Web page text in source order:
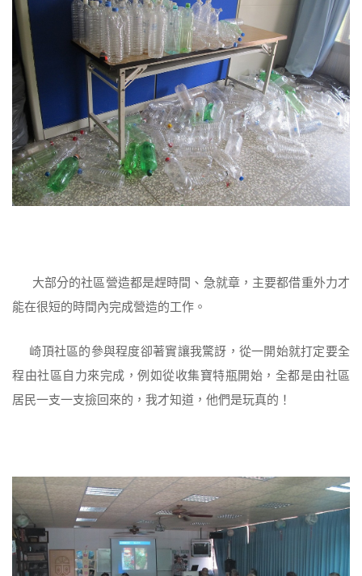
大部分的社區營造都是趕時間、急就章，主要都借重外力才
能在很短的時間內完成營造的工作。
崎頂社區的參與程度卻著實讓我驚訝，從一開始就打定要全
程由社區自力來完成，例如從收集寶特瓶開始，全都是由社區
居民一支一支撿回來的，我才知道，他們是玩真的！